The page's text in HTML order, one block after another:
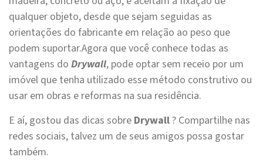
qualquer objeto, desde que sejam seguidas as
orientações do fabricante em relação ao peso que
podem suportar.Agora que você conhece todas as
vantagens do Drywall, pode optar sem receio por um
imóvel que tenha utilizado esse método construtivo ou
usar em obras e reformas na sua residência.
E aí, gostou das dicas sobre Drywall? Compartilhe nas
redes sociais, talvez um de seus amigos possa gostar
também.